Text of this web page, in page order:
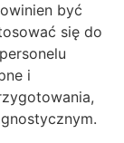
być
się do
i